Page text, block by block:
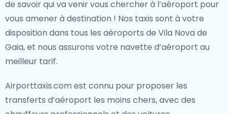
de savoir qui va venir vous chercher à l’aéroport pour
vous amener à destination ! Nos taxis sont à votre
disposition dans tous les aéroports de Vila Nova de
Gaia, et nous assurons votre navette d’aéroport au
meilleur tarif.
Airporttaxis.com est connu pour proposer les
transferts d’aéroport les moins chers, avec des